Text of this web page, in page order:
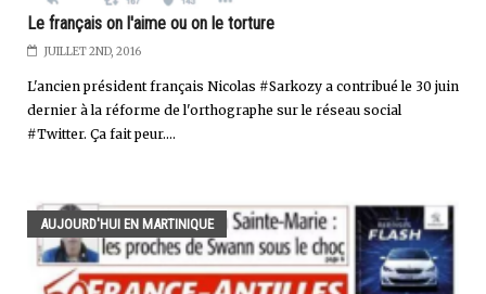
Le français on l'aime ou on le torture
JUILLET 2ND, 2016
L'ancien président français Nicolas #Sarkozy a contribué le 30 juin
dernier à la réforme de l'orthographe sur le réseau social
#Twitter. Ça fait peur....
AUJOURD'HUI EN MARTINIQUE